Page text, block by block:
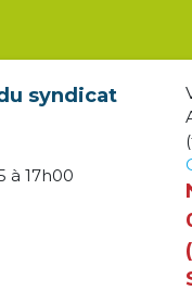
syndicat
à 17h00